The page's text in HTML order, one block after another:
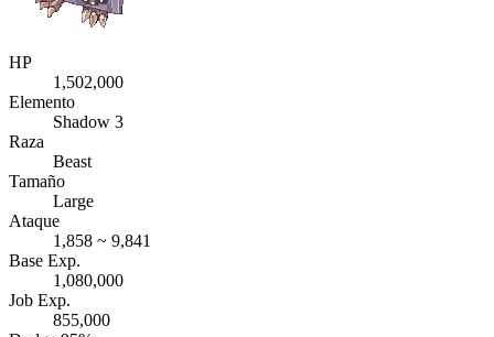
HP
1,502,000
Elemento
Shadow 3
Raza
Beast
Tamaño
Large
Ataque
1,858 ~ 9,841
Base Exp.
1,080,000
Job Exp.
855,000